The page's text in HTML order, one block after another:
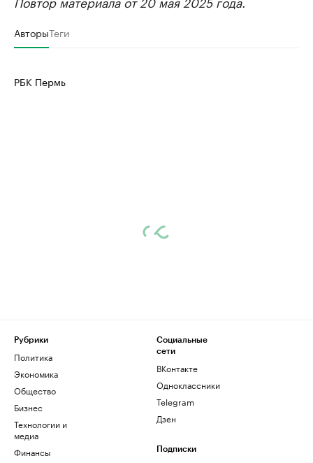
АвторыТеги
РБК Пермь
Рубрики
Политика
Экономика
Общество
Бизнес
Технологии и
медиа
Финансы
Социальные
сети
ВКонтакте
Одноклассники
Telegram
Дзен
Подписки